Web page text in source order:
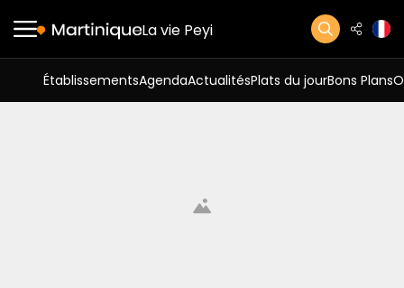
La vie Peyi
ÉtablissementsAgendaActualitésPlats du jourBons Plans